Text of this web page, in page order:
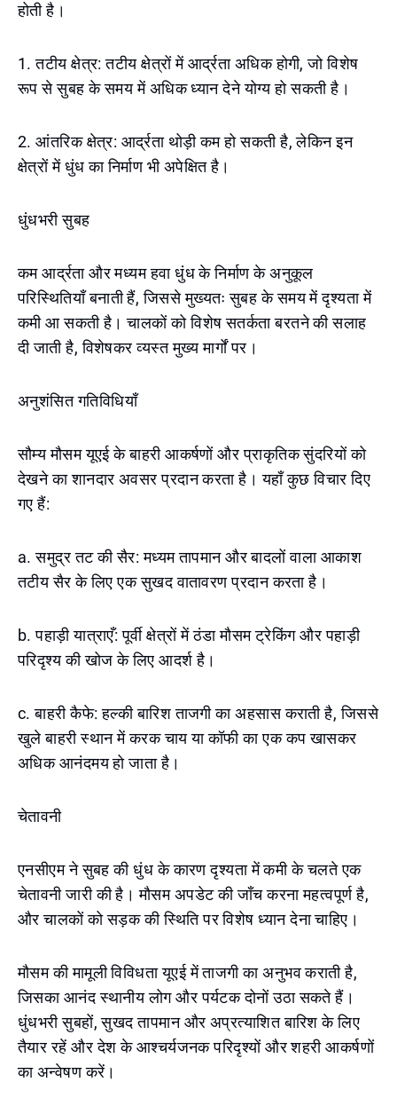
होती है।
1. तटीय क्षेत्र: तटीय क्षेत्रों में आर्द्रता अधिक होगी, जो विशेष
रूप से सुबह के समय में अधिक ध्यान देने योग्य हो सकती है।
2. आंतरिक क्षेत्र: आर्द्रता थोड़ी कम हो सकती है, लेकिन इन
क्षेत्रों में धुंध का निर्माण भी अपेक्षित है।
धुंधभरी सुबह
कम आर्द्रता और मध्यम हवा धुंध के निर्माण के अनुकूल
परिस्थितियाँ बनाती हैं, जिससे मुख्यतः सुबह के समय में दृश्यता में
कमी आ सकती है। चालकों को विशेष सतर्कता बरतने की सलाह
दी जाती है, विशेषकर व्यस्त मुख्य मार्गों पर।
अनुशंसित गतिविधियाँ
सौम्य मौसम यूएई के बाहरी आकर्षणों और प्राकृतिक सुंदरियों को
देखने का शानदार अवसर प्रदान करता है। यहाँ कुछ विचार दिए
गए हैं:
a. समुद्र तट की सैर: मध्यम तापमान और बादलों वाला आकाश
तटीय सैर के लिए एक सुखद वातावरण प्रदान करता है।
b. पहाड़ी यात्राएँ: पूर्वी क्षेत्रों में ठंडा मौसम ट्रेकिंग और पहाड़ी
परिदृश्य की खोज के लिए आदर्श है।
c. बाहरी कैफे: हल्की बारिश ताजगी का अहसास कराती है, जिससे
खुले बाहरी स्थान में करक चाय या कॉफी का एक कप खासकर
अधिक आनंदमय हो जाता है।
चेतावनी
एनसीएम ने सुबह की धुंध के कारण दृश्यता में कमी के चलते एक
चेतावनी जारी की है। मौसम अपडेट की जाँच करना महत्वपूर्ण है,
और चालकों को सड़क की स्थिति पर विशेष ध्यान देना चाहिए।
मौसम की मामूली विविधता यूएई में ताजगी का अनुभव कराती है,
जिसका आनंद स्थानीय लोग और पर्यटक दोनों उठा सकते हैं।
धुंधभरी सुबहों, सुखद तापमान और अप्रत्याशित बारिश के लिए
तैयार रहें और देश के आश्चर्यजनक परिदृश्यों और शहरी आकर्षणों
का अन्वेषण करें।